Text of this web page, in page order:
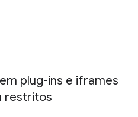
plug-ins e iframes
restritos